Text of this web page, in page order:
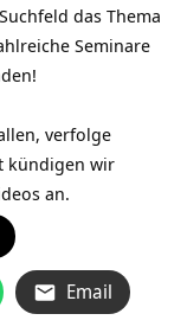
das Thema
Seminare
verfolge
kündigen wir
an.
Email